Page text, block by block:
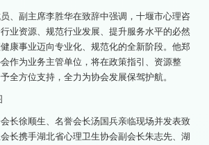
、副主席李胜华在致辞中强调，十堰市心理咨
业资源、规范行业发展、提升服务水平的必然
康事业迈向专业化、规范化的全新阶段。他郑
作为业务主管单位，将在政策指引、资源整
全方位支持，全力为协会发展保驾护航。
长徐顺生、名誉会长汤国兵亲临现场并发表致
长携手湖北省心理卫生协会副会长朱志先、湖